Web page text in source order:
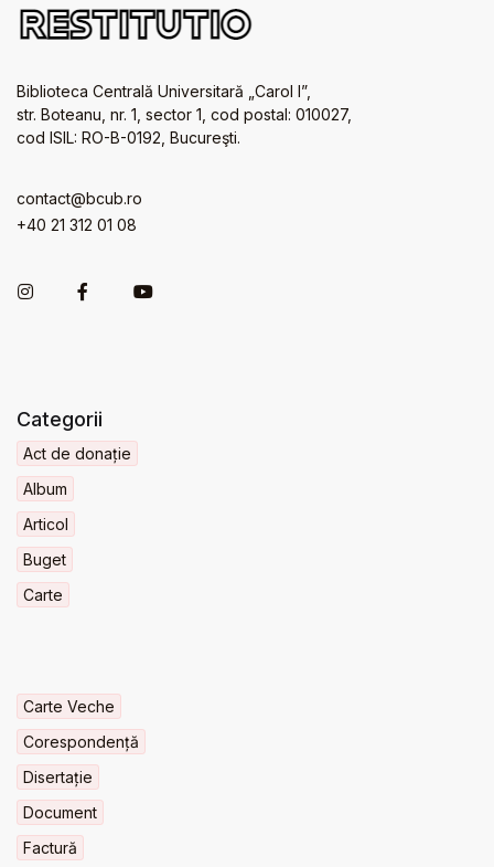
Biblioteca Centrală Universitară „Carol I”,
str. Boteanu, nr. 1, sector 1, cod postal: 010027,
cod ISIL: RO-B-0192, Bucureşti.
contact@bcub.ro
+40 21 312 01 08
Categorii
Act de donație
Album
Articol
Buget
Carte
Carte Veche
Corespondență
Disertație
Document
Factură